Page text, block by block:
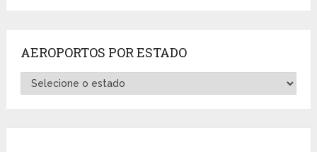
AEROPORTOS POR ESTADO
Aeroportos
por